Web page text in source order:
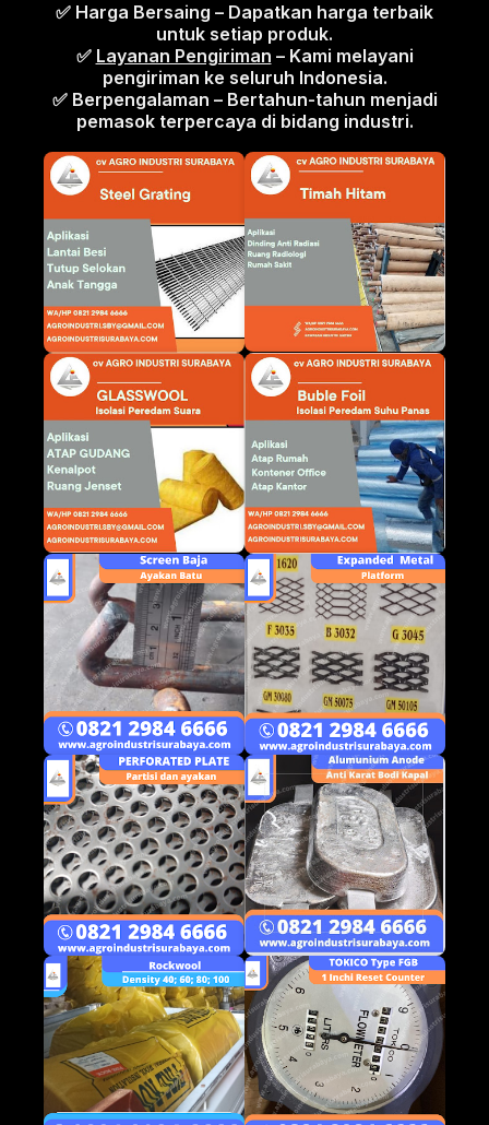
✅ Harga Bersaing – Dapatkan harga terbaik
untuk setiap produk.
✅ Layanan Pengiriman – Kami melayani
pengiriman ke seluruh Indonesia.
✅ Berpengalaman – Bertahun-tahun menjadi
pemasok terpercaya di bidang industri.